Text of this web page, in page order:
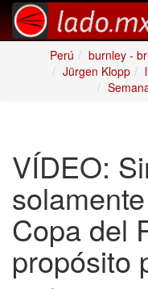
Perú
burnley -
Jürgen Klopp
VÍDEO:
Copa del
propósito